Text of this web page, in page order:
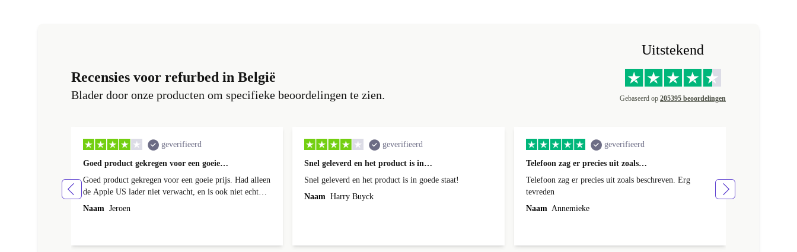
Recensies voor refurbed in België
Blader door onze producten om specifieke beoordelingen te zien.
Uitstekend
Gebaseerd op 205395 beoordelingen
geverifieerd
Goed product gekregen voor een goeie…
Goed product gekregen voor een goeie prijs. Had alleen
de Apple US lader niet verwacht, en is ook niet echt
goed aangegeven op de site. Makkelijk te fixen, maar
Naam Jeroen
geverifieerd
Snel geleverd en het product is in…
Snel geleverd en het product is in goede staat!
Naam Harry Buyck
geverifieerd
Telefoon zag er precies uit zoals…
Telefoon zag er precies uit zoals beschreven. Erg
tevreden
Naam Annemieke